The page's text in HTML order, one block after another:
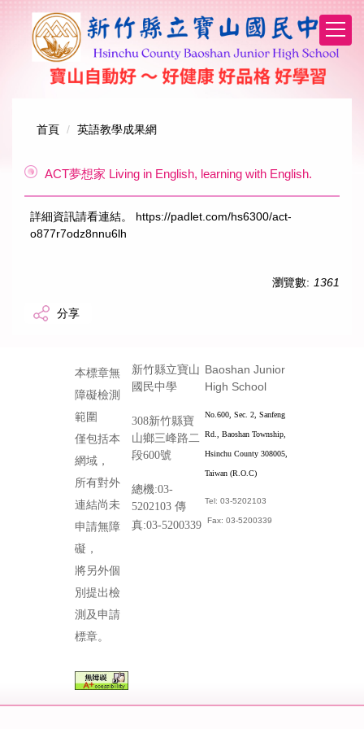
首頁
英語教學成果網
ACT夢想家 Living in English, learning with English.
詳細資訊請看連結。 https://padlet.com/hs6300/act-
o877r7odz8nnu6lh
瀏覽數: 1361
分享
本標章無
障礙檢測
範圍
僅包括本
網域，
所有對外
連結尚未
申請無障
礙，
將另外個
別提出檢
測及申請
標章。
新竹縣立寶山
國民中學
308新竹縣寶
山鄉三峰路二
段600號
總機:03-
5202103 傳
真:03-5200339
Baoshan Junior
High School
No.600, Sec. 2, Sanfeng
Rd., Baoshan Township,
Hsinchu County 308005,
Taiwan (R.O.C)
Tel: 03-5202103
Fax: 03-5200339